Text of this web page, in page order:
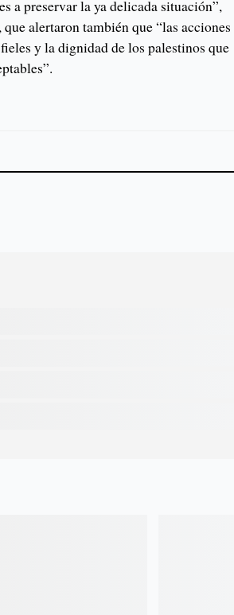
a preservar la ya delicada situación”,
alertaron también que “las acciones
y la dignidad de los palestinos que